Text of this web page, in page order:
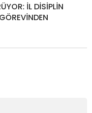
İL DİSİPLİN